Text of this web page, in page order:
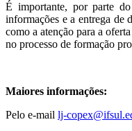
É importante, por parte
informações e a entrega de
como a atenção para a
no processo de formação
Maiores informações:
Pelo e-mail lj-